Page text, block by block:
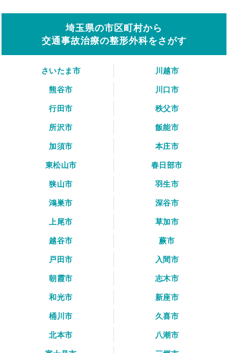
埼玉県の市区町村から
交通事故治療の整形外科をさがす
さいたま市
川越市
熊谷市
川口市
行田市
秩父市
所沢市
飯能市
加須市
本庄市
東松山市
春日部市
狭山市
羽生市
鴻巣市
深谷市
上尾市
草加市
越谷市
蕨市
戸田市
入間市
朝霞市
志木市
和光市
新座市
桶川市
久喜市
北本市
八潮市